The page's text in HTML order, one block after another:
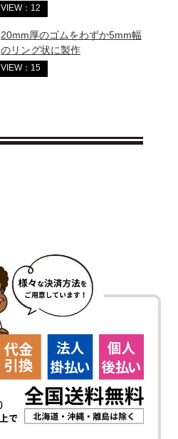
VIEW：12
20mm厚のゴムをわずか5mm幅
のリング状に製作
VIEW：15